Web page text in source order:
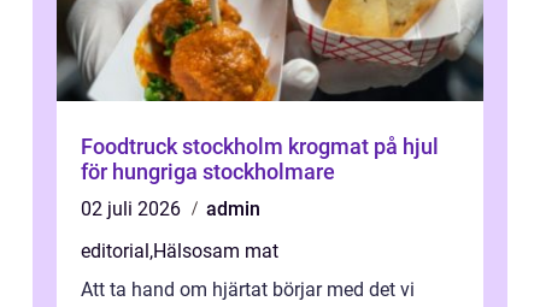
Foodtruck stockholm krogmat på hjul
för hungriga stockholmare
02 juli 2026
admin
editorial,Hälsosam mat
Att ta hand om hjärtat börjar med det vi